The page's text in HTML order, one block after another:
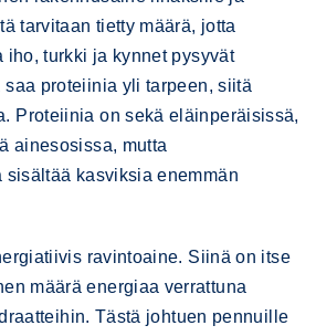
tarvitaan tietty määrä, jotta
iho, turkki ja kynnet pysyvät
saa proteiinia yli tarpeen, siitä
Proteiinia on sekä eläinperäisissä,
ainesosissa, mutta
kasviksia enemmän
ravintoaine. Siinä on itse
määrä energiaa verrattuna
Tästä johtuen pennuille